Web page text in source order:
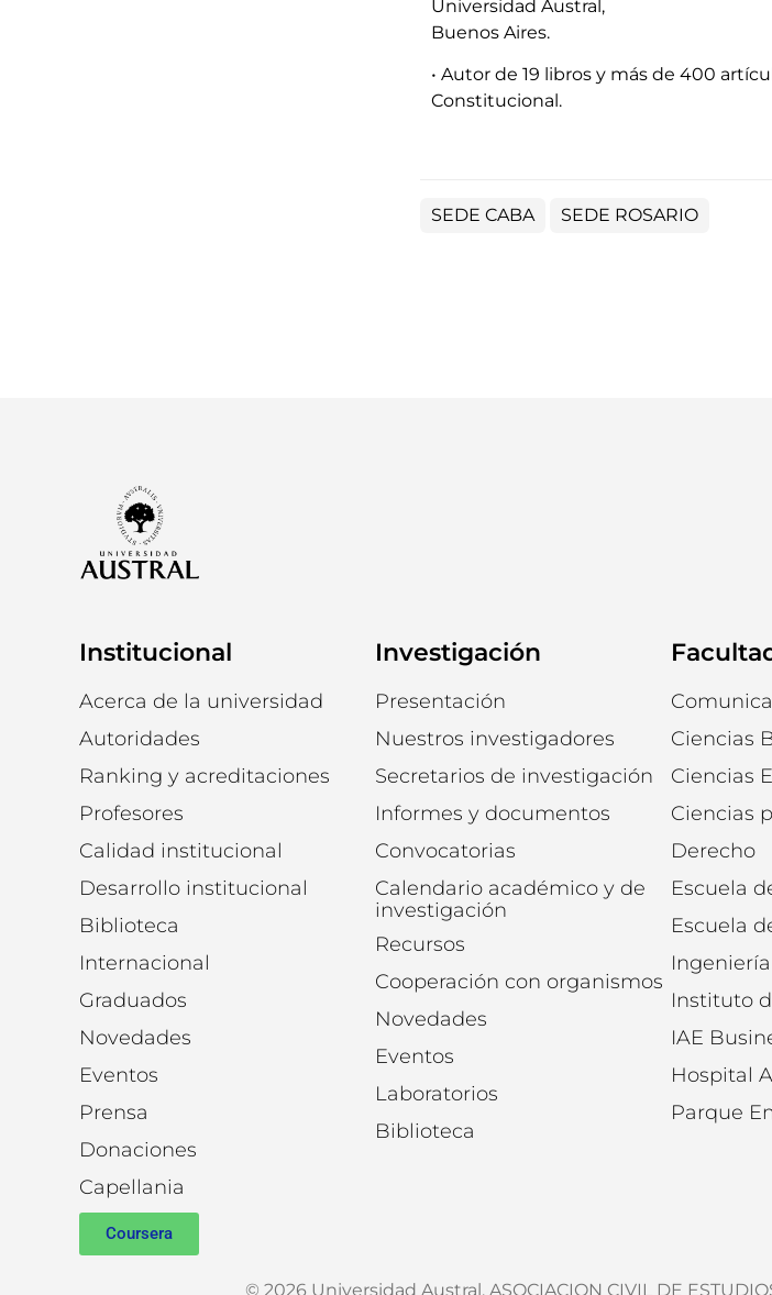
Universidad Austral,
Buenos Aires.
• Autor de 19 libros y más de 400
Constitucional.
SEDE CABA SEDE ROSARIO
Institucional
Acerca de la universidad
Autoridades
Ranking y acreditaciones
Profesores
Calidad institucional
Desarrollo institucional
Biblioteca
Internacional
Graduados
Novedades
Eventos
Prensa
Donaciones
Capellania
Coursera
Investigación
Presentación
Nuestros investigadores
Secretarios de investigación
Informes y documentos
Convocatorias
Calendario académico y de
investigación
Recursos
Cooperación con organismos
Novedades
Eventos
Laboratorios
Biblioteca
Ciencias
Ciencias
Ciencias
Derecho
Escuela
Escuela
Ingeniería
Instituto
IAE
Hospital
Parque
© 2026 Universidad Austral. ASOCIACION CIVIL DE